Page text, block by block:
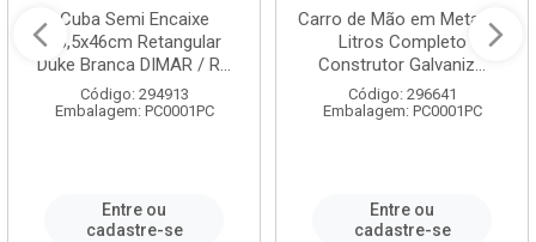
Cuba Semi Encaixe
58,5x46cm Retangular
Duke Branca DIMAR / R...
Código: 294913
Embalagem: PC0001PC
Entre ou
cadastre-se
Carro de Mão em Metal 60
Litros Completo
Construtor Galvaniz...
Código: 296641
Embalagem: PC0001PC
Entre ou
cadastre-se